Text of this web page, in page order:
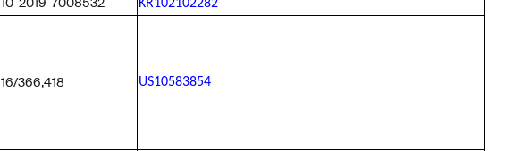
KR102102282
16/366,418 US10583854